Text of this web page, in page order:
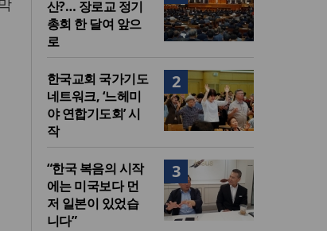
산?… 장로교 정기
총회 한 달여 앞으
로
2
한국교회 국가기도
네트워크, ‘느헤미
야 연합기도회’ 시
작
3
“한국 복음의 시작
에는 미국보다 먼
저 일본이 있었습
니다”